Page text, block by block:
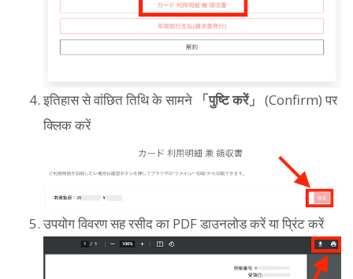
इतिहास से वांछित तिथि के सामने 「पुष्टि करें」 (Confirm) पर
क्लिक करें
उपयोग विवरण सह रसीद का PDF डाउनलोड करें या प्रिंट करें